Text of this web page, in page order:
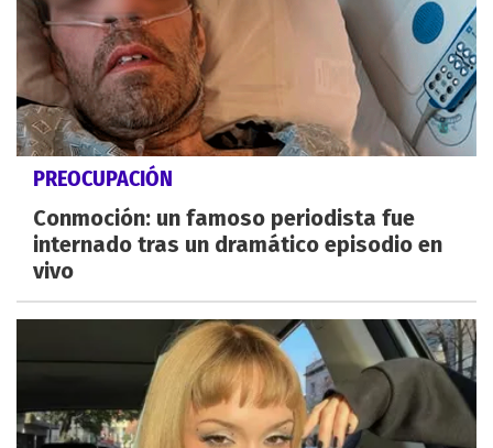
PREOCUPACIÓN
Conmoción: un famoso periodista fue
internado tras un dramático episodio en
vivo